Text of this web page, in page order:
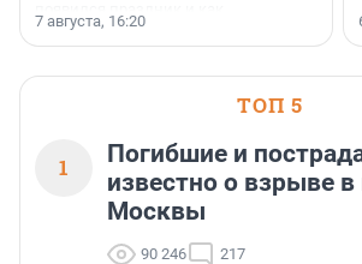
поменялась роль строительства.
7 августа, 16:20
ТОП 5
1
Погибшие и
известно о взрыве в
Москвы
90 246 217